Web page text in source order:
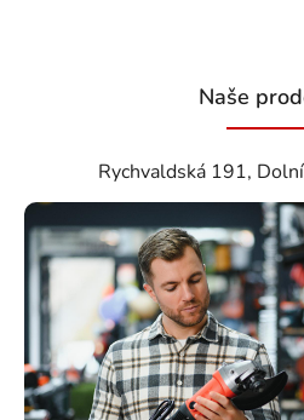
Naše
Rychvaldská 191,